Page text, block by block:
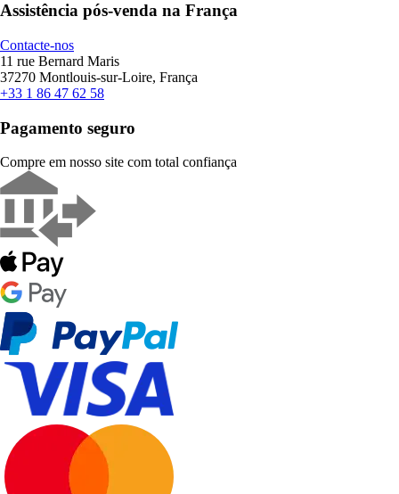
Assistência pós-venda na França
Contacte-nos
11 rue Bernard Maris
37270 Montlouis-sur-Loire, França
+33 1 86 47 62 58
Pagamento seguro
Compre em nosso site com total confiança